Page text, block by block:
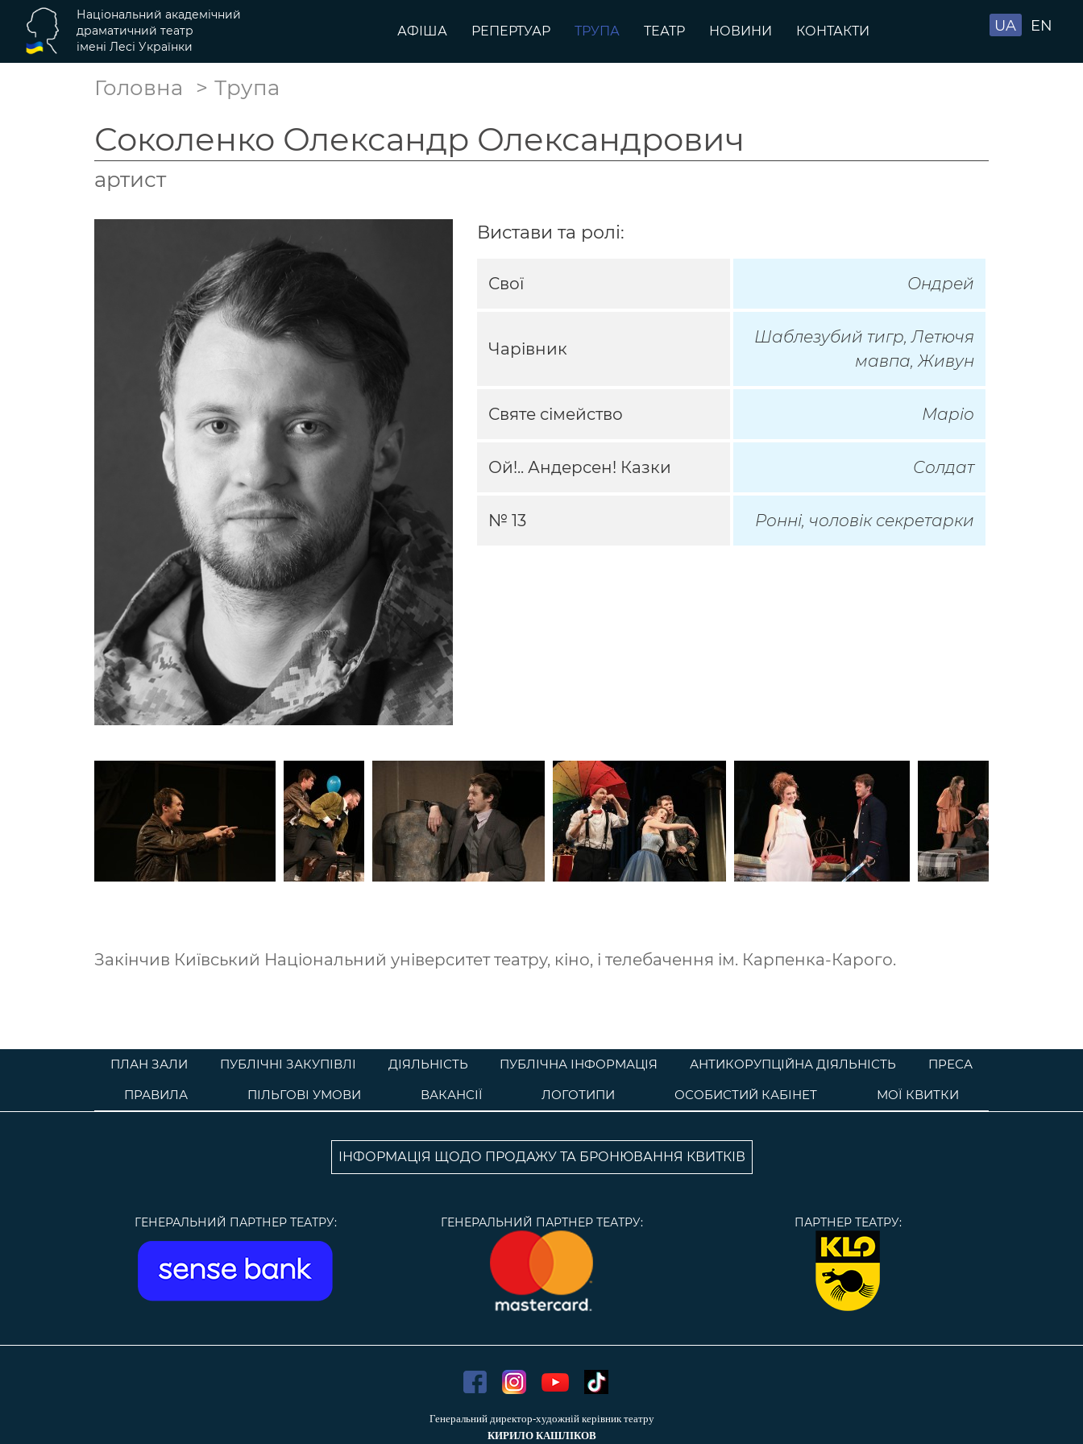
АФІША РЕПЕРТУАР ТРУПА ТЕАТР НОВИНИ КОНТАКТИ UA EN
Національний академічний
драматичний театр
імені Лесі Українки
Головна Трупа
Соколенко Олександр Олександрович
артист
Вистави та ролі:
Свої Ондрей
Чарівник
Шаблезубий тигр, Летючя
мавпа, Живун
Святе сімейство Маріо
Ой!.. Андерсен! Казки Солдат
№ 13 Ронні, чоловік секретарки
Закінчив Київський Національний університет театру, кіно, і телебачення ім. Карпенка-Карого.
ПЛАН ЗАЛИ ПУБЛІЧНІ ЗАКУПІВЛІ ДІЯЛЬНІСТЬ ПУБЛІЧНА ІНФОРМАЦІЯ АНТИКОРУПЦІЙНА ДІЯЛЬНІСТЬ
ПРЕСА
ПРАВИЛА
ПІЛЬГОВІ УМОВИ ВАКАНСІЇ ЛОГОТИПИ ОСОБИСТИЙ КАБІНЕТ МОЇ КВИТКИ
ІНФОРМАЦІЯ ЩОДО ПРОДАЖУ ТА БРОНЮВАННЯ КВИТКІВ
ГЕНЕРАЛЬНИЙ ПАРТНЕР ТЕАТРУ: ГЕНЕРАЛЬНИЙ ПАРТНЕР ТЕАТРУ: ПАРТНЕР ТЕАТРУ:
Генеральний директор-художній керівник театру
КИРИЛО КАШЛІКОВ